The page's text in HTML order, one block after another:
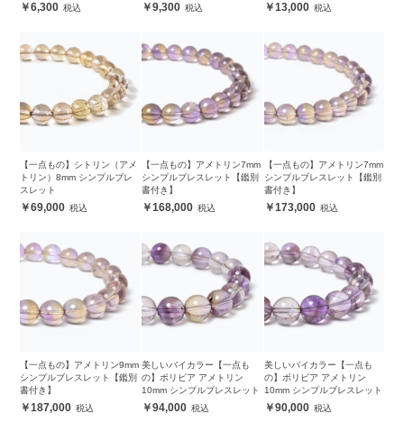
6,300 9,300 13,000
【一点もの】シトリン（アメ
トリン）8mm シンプルブレ
スレット
69,000
【一点もの】アメトリン7mm
シンプルブレスレット【鑑別
書付き】
168,000
【一点もの】アメトリン7mm
シンプルブレスレット【鑑別
書付き】
173,000
【一点もの】アメトリン9mm
シンプルブレスレット【鑑別
書付き】
187,000
美しいバイカラー【一点も
の】ボリビア アメトリン
10mm シンプルブレスレット
94,000
美しいバイカラー【一点も
の】ボリビア アメトリン
10mm シンプルブレスレット
90,000